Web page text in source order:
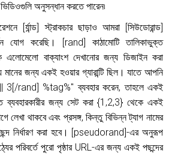
অনুসন্ধান করতে পারেন৷
[র্যান্ড] স্ট্রাকচার ছাড়াও আমরা [সিউডোরান্ড]
যোগ করেছি। [rand] কাঠামোটি তালিকাভুক্ত
এলোমেলো বাক্যাংশ দেখানোর জন্য ডিজাইন করা
মানের জন্য একই হওয়ার গ্যারান্টি ছিল। যাতে আপনি
rand] %tag%" ব্যবহার করেন, তাহলে একই
ব্যবহারকারীর জন্য সেট করা {1,2,3} থেকে একই
লেখা থাকবে এবং প্রসঙ্গ, কিন্তু বিভিন্ন ট্যাগ নামের
নির্ধারণ করা হবে। [pseudorand]-এর অনুরূপ
পরিবর্তে পুরো পৃষ্ঠার URL-এর জন্য একই পছন্দের